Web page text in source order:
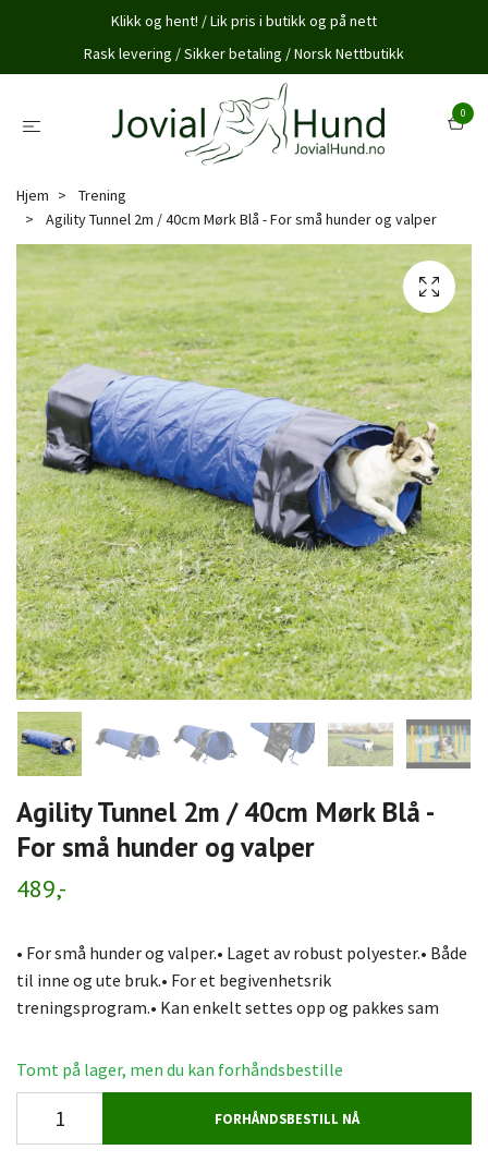
Klikk og hent! / Lik pris i butikk og på nett
Rask levering / Sikker betaling / Norsk Nettbutikk
0
Hjem
Trening
Agility Tunnel 2m / 40cm Mørk Blå - For små hunder og valper
Agility Tunnel 2m / 40cm Mørk Blå -
For små hunder og valper
489,-
• For små hunder og valper.• Laget av robust polyester.• Både
til inne og ute bruk.• For et begivenhetsrik
treningsprogram.• Kan enkelt settes opp og pakkes sam
Tomt på lager, men du kan forhåndsbestille
FORHÅNDSBESTILL NÅ